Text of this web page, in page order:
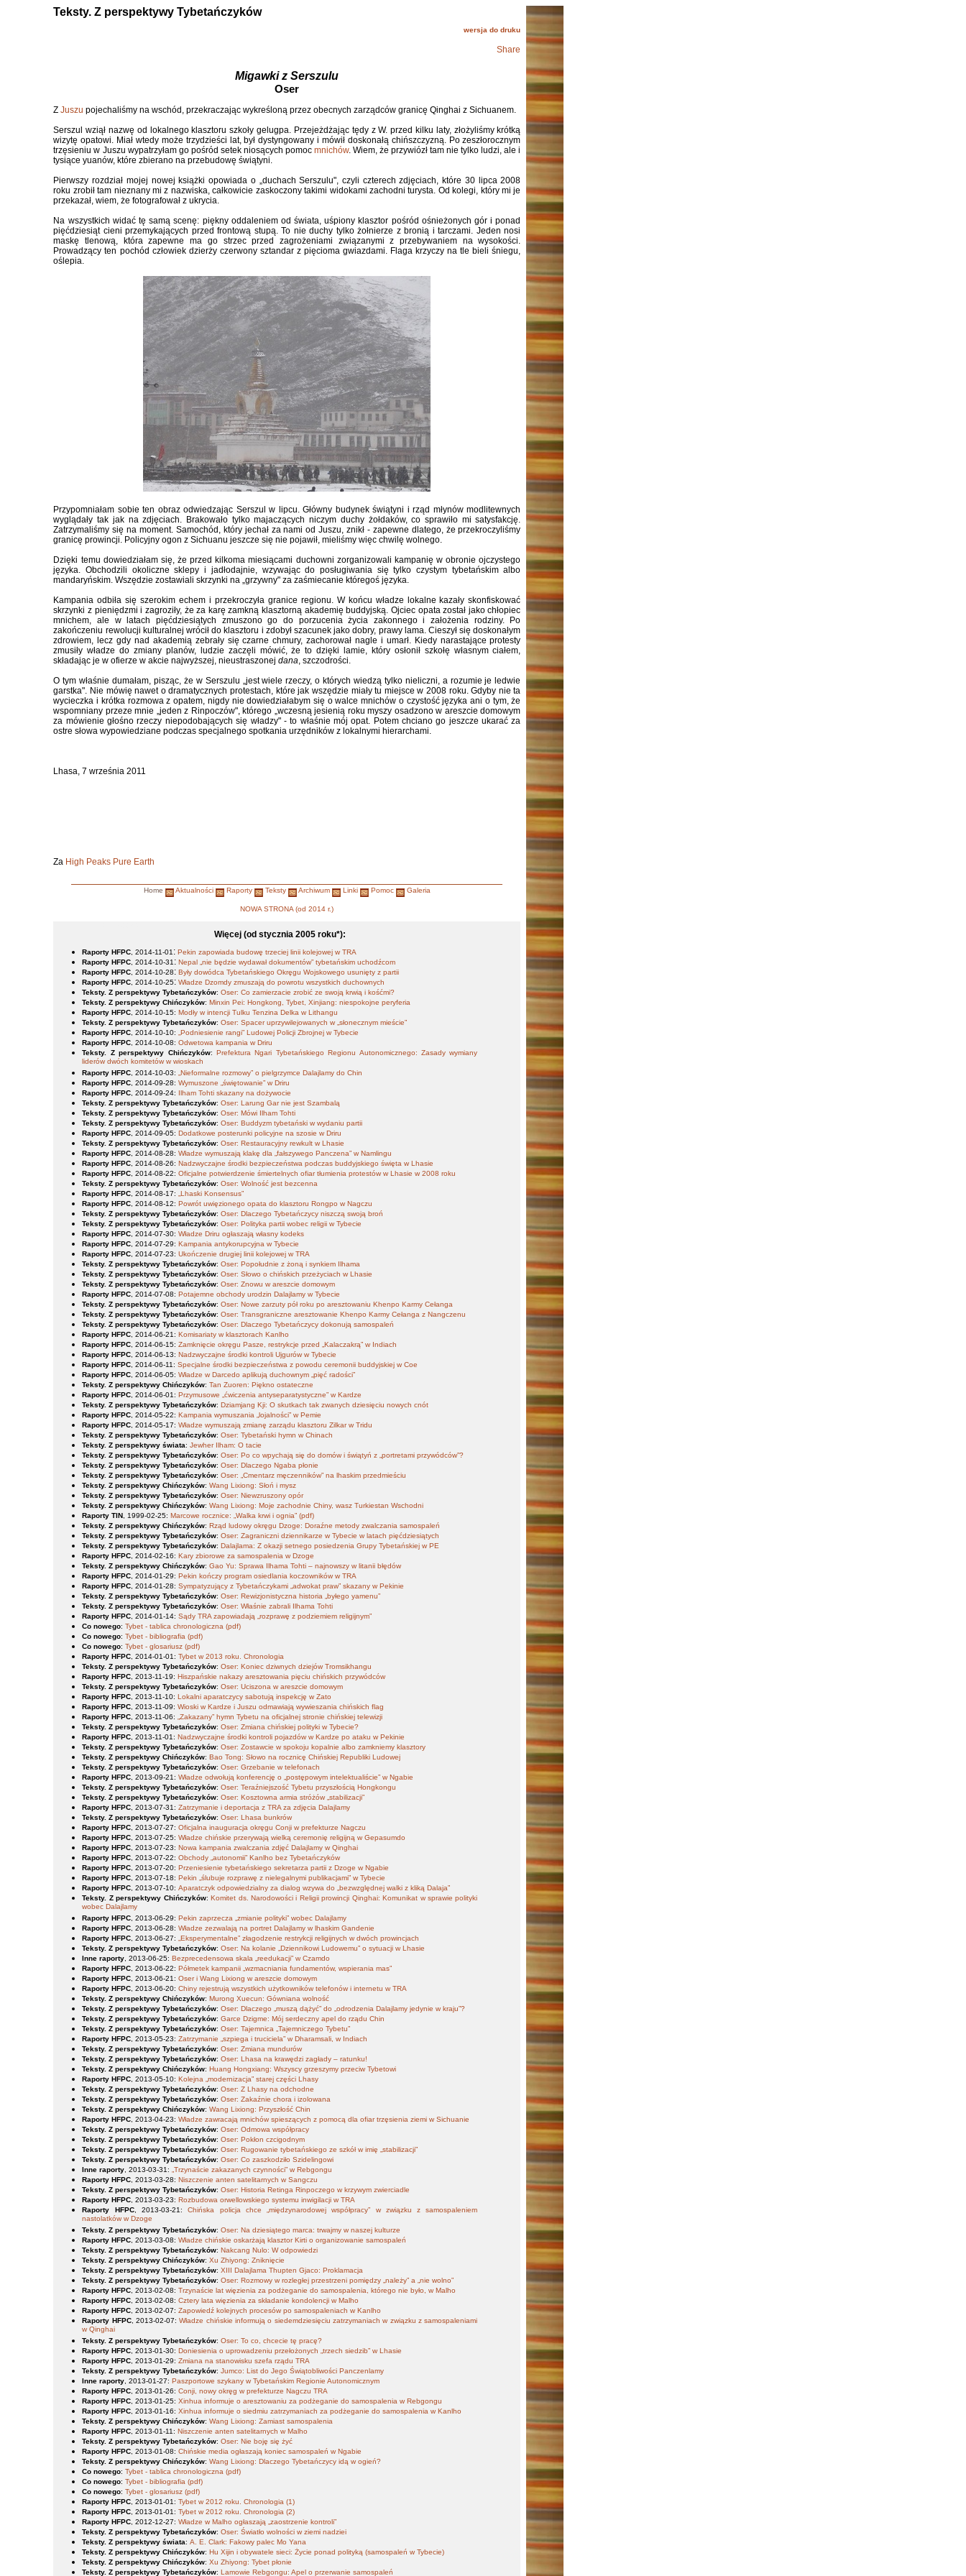
Teksty. Z perspektywy Tybetańczyków
wersja do druku
Share
Migawki z Serszulu
Oser
ZJuszu pojechaliśmy na wschód, przekraczając wykreśloną przez obecnych zarządców granicę Qinghai z Sichuanem.
Serszul wziął nazwę od lokalnego klasztoru szkoły gelugpa. Przejeżdżając tędy z W. przed kilku laty, złożyliśmy krótką
wizytę opatowi. Miał wtedy może trzydzieści lat, był dystyngowany i mówił doskonałą chińszczyzną. Po zeszłorocznym
trzęsieniu w Juszu wypatrzyłam go pośród setek niosących pomoc mnichów. Wiem, że przywiózł tam nie tylko ludzi, ale i
tysiące yuanów, które zbierano na przebudowę świątyni.
Pierwszy rozdział mojej nowej książki opowiada o „duchach Serszulu", czyli czterech zdjęciach, które 30 lipca 2008
roku zrobił tam nieznany mi z nazwiska, całkowicie zaskoczony takimi widokami zachodni turysta. Od kolegi, który mi je
przekazał, wiem, że fotografował z ukrycia.
Na wszystkich widać tę samą scenę: piękny oddaleniem od świata, uśpiony klasztor pośród ośnieżonych gór i ponad
pięćdziesiąt cieni przemykających przed frontową stupą. To nie duchy tylko żołnierze z bronią i tarczami. Jeden nosi
maskę tlenową, która zapewne ma go strzec przed zagrożeniami związanymi z przebywaniem na wysokości.
Prowadzący ten pochód człowiek dzierży czerwony sztandar z pięcioma gwiazdami. Flaga krzyczy na tle bieli śniegu,
oślepia.
Przypomniałam sobie ten obraz odwiedzając Serszul w lipcu. Główny budynek świątyni i rząd młynów modlitewnych
wyglądały tak jak na zdjęciach. Brakowało tylko majaczących niczym duchy żołdaków, co sprawiło mi satysfakcję.
Zatrzymaliśmy się na moment. Samochód, który jechał za nami od Juszu, znikł - zapewne dlatego, że przekroczyliśmy
granicę prowincji. Policyjny ogon z Sichuanu jeszcze się nie pojawił, mieliśmy więc chwilę wolnego.
Dzięki temu dowiedziałam się, że przed kilkoma miesiącami duchowni zorganizowali kampanię w obronie ojczystego
języka. Obchodzili okoliczne sklepy i jadłodajnie, wzywając do posługiwania się tylko czystym tybetańskim albo
mandaryńskim. Wszędzie zostawiali skrzynki na „grzywny" za zaśmiecanie któregoś języka.
Kampania odbiła się szerokim echem i przekroczyła granice regionu. W końcu władze lokalne kazały skonfiskować
skrzynki z pieniędzmi i zagroziły, że za karę zamkną klasztorną akademię buddyjską. Ojciec opata został jako chłopiec
mnichem, ale w latach pięćdziesiątych zmuszono go do porzucenia życia zakonnego i założenia rodziny. Po
zakończeniu rewolucji kulturalnej wrócił do klasztoru i zdobył szacunek jako dobry, prawy lama. Cieszył się doskonałym
zdrowiem, lecz gdy nad akademią zebrały się czarne chmury, zachorował nagle i umarł. Kiedy narastające protesty
zmusiły władze do zmiany planów, ludzie zaczęli mówić, że to dzięki lamie, który osłonił szkołę własnym ciałem,
składając je w ofierze w akcie najwyższej, nieustraszonejdana, szczodrości.
O tym właśnie dumałam, pisząc, że w Serszulu „jest wiele rzeczy, o których wiedzą tylko nieliczni, a rozumie je ledwie
garstka". Nie mówię nawet o dramatycznych protestach, które jak wszędzie miały tu miejsce w 2008 roku. Gdyby nie ta
wycieczka i krótka rozmowa z opatem, nigdy nie dowiedziałabym się o walce mnichów o czystość języka ani o tym, że
wspomniany przeze mnie „jeden z Rinpoczów", którego „wczesną jesienią roku myszy osadzono w areszcie domowym
za mówienie głośno rzeczy niepodobających się władzy" - to właśnie mój opat. Potem chciano go jeszcze ukarać za
ostre słowa wypowiedziane podczas specjalnego spotkania urzędników z lokalnymi hierarchami.
Lhasa, 7 września 2011
Za High Peaks Pure Earth
Home Aktualności Raporty Teksty Archiwum Linki Pomoc Galeria
NOWA STRONA (od 2014 r.)
Więcej (od stycznia 2005 roku*):
Raporty HFPC , 2014-11-01 :Pekin zapowiada budowę trzeciej linii kolejowej w TRA
Raporty HFPC , 2014-10-31 :Nepal „nie będzie wydawał dokumentów” tybetańskim uchodźcom
Raporty HFPC , 2014-10-28:Były dowódca Tybetańskiego Okręgu Wojskowego usunięty z partii
Raporty HFPC , 2014-10-25:Władze Dzomdy zmuszają do powrotu wszystkich duchownych
Teksty. Z perspektywy Tybetańczyków:Oser: Co zamierzacie zrobić ze swoją krwią i kośćmi?
Teksty. Z perspektywy Chińczyków:Minxin Pei: Hongkong, Tybet, Xinjiang: niespokojne peryferia
Raporty HFPC , 2014-10-15:Modły w intencji Tulku Tenzina Delka w Lithangu
Teksty. Z perspektywy Tybetańczyków:Oser: Spacer uprzywilejowanych w „słonecznym mieście”
Raporty HFPC , 2014-10-10:
„Podniesienie rangi” Ludowej Policji Zbrojnej w Tybecie
Raporty HFPC , 2014-10-08:Odwetowa kampania w Driru
Teksty. Z perspektywy Chińczyków: Prefektura Ngari Tybetańskiego Regionu Autonomicznego: Zasady wymiany
liderów dwóch komitetów w wioskach
Raporty HFPC , 2014-10-03:
„Nieformalne rozmowy” o pielgrzymce Dalajlamy do Chin
Raporty HFPC , 2014-09-28:Wymuszone „świętowanie” w Driru
Raporty HFPC , 2014-09-24: Ilham Tohti skazany na dożywocie
Teksty. Z perspektywy Tybetańczyków:Oser: Larung Gar nie jest Szambalą
Teksty. Z perspektywy Tybetańczyków:Oser: Mówi Ilham Tohti
Teksty. Z perspektywy Tybetańczyków:Oser: Buddyzm tybetański w wydaniu partii
Raporty HFPC , 2014-09-05:Dodatkowe posterunki policyjne na szosie w Driru
Teksty. Z perspektywy Tybetańczyków:Oser: Restauracyjny rewkult w Lhasie
Raporty HFPC , 2014-08-28:Władze wymuszają klakę dla „fałszywego Panczena” w Namlingu
Raporty HFPC , 2014-08-26:Nadzwyczajne środki bezpieczeństwa podczas buddyjskiego święta w Lhasie
Raporty HFPC , 2014-08-22:Oficjalne potwierdzenie śmiertelnych ofiar tłumienia protestów w Lhasie w 2008 roku
Teksty. Z perspektywy Tybetańczyków:Oser: Wolność jest bezcenna
Raporty HFPC , 2014-08-17:
„Lhaski Konsensus”
Raporty HFPC , 2014-08-12:Powrót uwięzionego opata do klasztoru Rongpo w Nagczu
Teksty. Z perspektywy Tybetańczyków:Oser: Dlaczego Tybetańczycy niszczą swoją broń
Teksty. Z perspektywy Tybetańczyków:Oser: Polityka partii wobec religii w Tybecie
Raporty HFPC , 2014-07-30:Władze Driru ogłaszają własny kodeks
Raporty HFPC , 2014-07-29:Kampania antykorupcyjna w Tybecie
Raporty HFPC , 2014-07-23:Ukończenie drugiej linii kolejowej w TRA
Teksty. Z perspektywy Tybetańczyków:Oser: Popołudnie z żoną i synkiem Ilhama
Teksty. Z perspektywy Tybetańczyków:Oser: Słowo o chińskich przeżyciach w Lhasie
Teksty. Z perspektywy Tybetańczyków:Oser: Znowu w areszcie domowym
Raporty HFPC , 2014-07-08:Potajemne obchody urodzin Dalajlamy w Tybecie
Teksty. Z perspektywy Tybetańczyków:Oser: Nowe zarzuty pół roku po aresztowaniu Khenpo Karmy Cełanga
Teksty. Z perspektywy Tybetańczyków:Oser: Transgraniczne aresztowanie Khenpo Karmy Cełanga z Nangczenu
Teksty. Z perspektywy Tybetańczyków:Oser: Dlaczego Tybetańczycy dokonują samospaleń
Raporty HFPC , 2014-06-21 :Komisariaty w klasztorach Kanlho
Raporty HFPC , 2014-06-15:Zamknięcie okręgu Pasze, restrykcje przed „Kalaczakrą” w Indiach
Raporty HFPC , 2014-06-13:Nadzwyczajne środki kontroli Ujgurów w Tybecie
Raporty HFPC , 2014-06-11 :Specjalne środki bezpieczeństwa z powodu ceremonii buddyjskiej w Coe
Raporty HFPC , 2014-06-05:Władze w Darcedo aplikują duchownym „pięć radości”
Teksty. Z perspektywy Chińczyków:Tan Zuoren: Piękno ostateczne
Raporty HFPC , 2014-06-01 :Przymusowe „ćwiczenia antyseparatystyczne” w Kardze
Teksty. Z perspektywy Tybetańczyków:Dziamjang Kji: O skutkach tak zwanych dziesięciu nowych cnót
Raporty HFPC , 2014-05-22:Kampania wymuszania „lojalności” w Pemie
Raporty HFPC , 2014-05-17:Władze wymuszają zmianę zarządu klasztoru Zilkar w Tridu
Teksty. Z perspektywy Tybetańczyków:Oser: Tybetański hymn w Chinach
Teksty. Z perspektywy świata:Jewher Ilham: O tacie
Teksty. Z perspektywy Tybetańczyków:Oser: Po co wpychają się do domów i świątyń z „portretami przywódców”?
Teksty. Z perspektywy Tybetańczyków:Oser: Dlaczego Ngaba płonie
Teksty. Z perspektywy Tybetańczyków:Oser: „Cmentarz męczenników” na lhaskim przedmieściu
Teksty. Z perspektywy Chińczyków:Wang Lixiong: Słoń i mysz
Teksty. Z perspektywy Tybetańczyków:Oser: Niewzruszony opór
Teksty. Z perspektywy Chińczyków:Wang Lixiong: Moje zachodnie Chiny, wasz Turkiestan Wschodni
Raporty TIN , 1999-02-25:Marcowe rocznice: „Walka krwi i ognia” (pdf)
Teksty. Z perspektywy Chińczyków:Rząd ludowy okręgu Dzoge: Doraźne metody zwalczania samospaleń
Teksty. Z perspektywy Tybetańczyków:Oser: Zagraniczni dziennikarze w Tybecie w latach pięćdziesiątych
Teksty. Z perspektywy Tybetańczyków:Dalajlama: Z okazji setnego posiedzenia Grupy Tybetańskiej w PE
Raporty HFPC , 2014-02-16:Kary zbiorowe za samospalenia w Dzoge
Teksty. Z perspektywy Chińczyków:Gao Yu: Sprawa Ilhama Tohti – najnowszy w litanii błędów
Raporty HFPC , 2014-01-29:Pekin kończy program osiedlania koczowników w TRA
Raporty HFPC , 2014-01-28:Sympatyzujący z Tybetańczykami „adwokat praw” skazany w Pekinie
Teksty. Z perspektywy Tybetańczyków:Oser: Rewizjonistyczna historia „byłego yamenu”
Teksty. Z perspektywy Tybetańczyków:Oser: Właśnie zabrali Ilhama Tohti
Raporty HFPC , 2014-01-14:Sądy TRA zapowiadają „rozprawę z podziemiem religijnym”
Co nowego:Tybet - tablica chronologiczna (pdf)
Co nowego:Tybet - bibliografia (pdf)
Co nowego:Tybet - glosariusz (pdf)
Raporty HFPC , 2014-01-01 :Tybet w 2013 roku. Chronologia
Teksty. Z perspektywy Tybetańczyków:Oser: Koniec dziwnych dziejów Tromsikhangu
Raporty HFPC , 2013-11-19:Hiszpańskie nakazy aresztowania pięciu chińskich przywódców
Teksty. Z perspektywy Tybetańczyków:Oser: Uciszona w areszcie domowym
Raporty HFPC , 2013-11-10:Lokalni aparatczycy sabotują inspekcję w Zato
Raporty HFPC , 2013-11-09:Wioski w Kardze i Juszu odmawiają wywieszania chińskich flag
Raporty HFPC , 2013-11-06:
„Zakazany” hymn Tybetu na oficjalnej stronie chińskiej telewizji
Teksty. Z perspektywy Tybetańczyków:Oser: Zmiana chińskiej polityki w Tybecie?
Raporty HFPC , 2013-11-01 :Nadzwyczajne środki kontroli pojazdów w Kardze po ataku w Pekinie
Teksty. Z perspektywy Tybetańczyków:Oser: Zostawcie w spokoju kopalnie albo zamkniemy klasztory
Teksty. Z perspektywy Chińczyków:Bao Tong: Słowo na rocznicę Chińskiej Republiki Ludowej
Teksty. Z perspektywy Tybetańczyków:Oser: Grzebanie w telefonach
Raporty HFPC , 2013-09-21 :Władze odwołują konferencję o „postępowym intelektualiście” w Ngabie
Teksty. Z perspektywy Tybetańczyków:Oser: Teraźniejszość Tybetu przyszłością Hongkongu
Teksty. Z perspektywy Tybetańczyków:Oser: Kosztowna armia stróżów „stabilizacji”
Raporty HFPC , 2013-07-31 :Zatrzymanie i deportacja z TRA za zdjęcia Dalajlamy
Teksty. Z perspektywy Tybetańczyków:Oser: Lhasa bunkrów
Raporty HFPC , 2013-07-27:Oficjalna inauguracja okręgu Conji w prefekturze Nagczu
Raporty HFPC , 2013-07-25:Władze chińskie przerywają wielką ceremonię religijną w Gepasumdo
Raporty HFPC , 2013-07-23:Nowa kampania zwalczania zdjęć Dalajlamy w Qinghai
Raporty HFPC , 2013-07-22:Obchody „autonomii” Kanlho bez Tybetańczyków
Raporty HFPC , 2013-07-20:Przeniesienie tybetańskiego sekretarza partii z Dzoge w Ngabie
Raporty HFPC , 2013-07-18:Pekin „ślubuje rozprawę z nielegalnymi publikacjami” w Tybecie
Raporty HFPC , 2013-07-10:Aparatczyk odpowiedzialny za dialog wzywa do „bezwzględnej walki z kliką Dalaja”
Teksty. Z perspektywy Chińczyków:Komitet ds. Narodowości i Religii prowincji Qinghai: Komunikat w sprawie polityki
wobec Dalajlamy
Raporty HFPC , 2013-06-29:Pekin zaprzecza „zmianie polityki” wobec Dalajlamy
Raporty HFPC , 2013-06-28:Władze zezwalają na portret Dalajlamy w lhaskim Gandenie
Raporty HFPC , 2013-06-27:
„Eksperymentalne” złagodzenie restrykcji religijnych w dwóch prowincjach
Teksty. Z perspektywy Tybetańczyków:Oser: Na kolanie „Dziennikowi Ludowemu” o sytuacji w Lhasie
Inne raporty , 2013-06-25:Bezprecedensowa skala „reedukacji” w Czamdo
Raporty HFPC , 2013-06-22:Półmetek kampanii „wzmacniania fundamentów, wspierania mas”
Raporty HFPC , 2013-06-21 :Oser i Wang Lixiong w areszcie domowym
Raporty HFPC , 2013-06-20:Chiny rejestrują wszystkich użytkowników telefonów i internetu w TRA
Teksty. Z perspektywy Chińczyków:Murong Xuecun: Gówniana wolność
Teksty. Z perspektywy Tybetańczyków:Oser: Dlaczego „muszą dążyć” do „odrodzenia Dalajlamy jedynie w kraju”?
Teksty. Z perspektywy Tybetańczyków:Garce Dzigme: Mój serdeczny apel do rządu Chin
Teksty. Z perspektywy Tybetańczyków:Oser: Tajemnica „Tajemniczego Tybetu”
Raporty HFPC , 2013-05-23:Zatrzymanie „szpiega i truciciela” w Dharamsali, w Indiach
Teksty. Z perspektywy Tybetańczyków:Oser: Zmiana mundurów
Teksty. Z perspektywy Tybetańczyków:Oser: Lhasa na krawędzi zagłady – ratunku!
Teksty. Z perspektywy Chińczyków:Huang Hongxiang: Wszyscy grzeszymy przeciw Tybetowi
Raporty HFPC , 2013-05-10:Kolejna „modernizacja” starej części Lhasy
Teksty. Z perspektywy Tybetańczyków:Oser: Z Lhasy na odchodne
Teksty. Z perspektywy Tybetańczyków:Oser: Zakaźnie chora i izolowana
Teksty. Z perspektywy Chińczyków:Wang Lixiong: Przyszłość Chin
Raporty HFPC , 2013-04-23:Władze zawracają mnichów spieszących z pomocą dla ofiar trzęsienia ziemi w Sichuanie
Teksty. Z perspektywy Tybetańczyków:Oser: Odmowa współpracy
Teksty. Z perspektywy Tybetańczyków:Oser: Pokłon czcigodnym
Teksty. Z perspektywy Tybetańczyków:Oser: Rugowanie tybetańskiego ze szkół w imię „stabilizacji”
Teksty. Z perspektywy Tybetańczyków:Oser: Co zaszkodziło Szidelingowi
Inne raporty , 2013-03-31 :
„Trzynaście zakazanych czynności” w Rebgongu
Raporty HFPC , 2013-03-28:Niszczenie anten satelitarnych w Sangczu
Teksty. Z perspektywy Tybetańczyków:Oser: Historia Retinga Rinpoczego w krzywym zwierciadle
Raporty HFPC , 2013-03-23:Rozbudowa orwellowskiego systemu inwigilacji w TRA
Raporty HFPC, 2013-03-21 :Chińska policja chce „międzynarodowej współpracy” w związku z samospaleniem
nastolatków w Dzoge
Teksty. Z perspektywy Tybetańczyków:Oser: Na dziesiątego marca: trwajmy w naszej kulturze
Raporty HFPC , 2013-03-08:Władze chińskie oskarżają klasztor Kirti o organizowanie samospaleń
Teksty. Z perspektywy Tybetańczyków:Nakcang Nulo: W odpowiedzi
Teksty. Z perspektywy Chińczyków:Xu Zhiyong: Zniknięcie
Teksty. Z perspektywy Tybetańczyków:XIII Dalajlama Thupten Gjaco: Proklamacja
Teksty. Z perspektywy Tybetańczyków:Oser: Rozmowy w rozległej przestrzeni pomiędzy „należy” a „nie wolno”
Raporty HFPC , 2013-02-08:Trzynaście lat więzienia za podżeganie do samospalenia, którego nie było, w Malho
Raporty HFPC , 2013-02-08:Cztery lata więzienia za składanie kondolencji w Malho
Raporty HFPC , 2013-02-07:Zapowiedź kolejnych procesów po samospaleniach w Kanlho
Raporty HFPC, 2013-02-07:Władze chińskie informują o siedemdziesięciu zatrzymaniach w związku z samospaleniami
w Qinghai
Teksty. Z perspektywy Tybetańczyków:Oser: To co, chcecie tę pracę?
Raporty HFPC , 2013-01-30:Doniesienia o uprowadzeniu przełożonych „trzech siedzib” w Lhasie
Raporty HFPC , 2013-01-29:Zmiana na stanowisku szefa rządu TRA
Teksty. Z perspektywy Tybetańczyków:Jumco: List do Jego Świątobliwości Panczenlamy
Inne raporty , 2013-01-27:Paszportowe szykany w Tybetańskim Regionie Autonomicznym
Raporty HFPC , 2013-01-26:Conji, nowy okręg w prefekturze Nagczu TRA
Raporty HFPC , 2013-01-25:Xinhua informuje o aresztowaniu za podżeganie do samospalenia w Rebgongu
Raporty HFPC , 2013-01-16:Xinhua informuje o siedmiu zatrzymaniach za podżeganie do samospalenia w Kanlho
Teksty. Z perspektywy Chińczyków:Wang Lixiong: Zamiast samospalenia
Raporty HFPC , 2013-01-11 :Niszczenie anten satelitarnych w Malho
Teksty. Z perspektywy Tybetańczyków:Oser: Nie boję się żyć
Raporty HFPC , 2013-01-08:Chińskie media ogłaszają koniec samospaleń w Ngabie
Teksty. Z perspektywy Chińczyków:Wang Lixiong: Dlaczego Tybetańczycy idą w ogień?
Co nowego:Tybet - tablica chronologiczna (pdf)
Co nowego:Tybet - bibliografia (pdf)
Co nowego:Tybet - glosariusz (pdf)
Raporty HFPC , 2013-01-01 :Tybet w 2012 roku. Chronologia (1)
Raporty HFPC , 2013-01-01 :Tybet w 2012 roku. Chronologia (2)
Raporty HFPC , 2012-12-27:Władze w Malho ogłaszają „zaostrzenie kontroli”
Teksty. Z perspektywy Tybetańczyków:Oser: Światło wolności w ziemi nadziei
Teksty. Z perspektywy świata:A. E. Clark: Fakowy palec Mo Yana
Teksty. Z perspektywy Chińczyków:Hu Xijin i obywatele sieci: Życie ponad polityką (samospaleń w Tybecie)
Teksty. Z perspektywy Chińczyków:Xu Zhiyong: Tybet płonie
Teksty. Z perspektywy Tybetańczyków:Lamowie Rebgongu: Apel o przerwanie samospaleń